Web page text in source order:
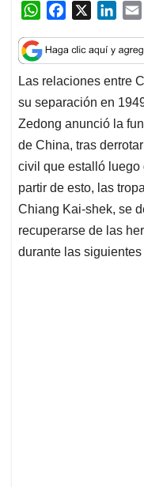
W
a
t
s
A
p
p
c
e
b
o
o
k
n
k
e
d
I
n
l
Las relaciones entre
su separación en
Zedong anunció la
de China, tras
civil que estalló luego
partir de esto, las
Chiang Kai-shek, se
recuperarse de las
durante las